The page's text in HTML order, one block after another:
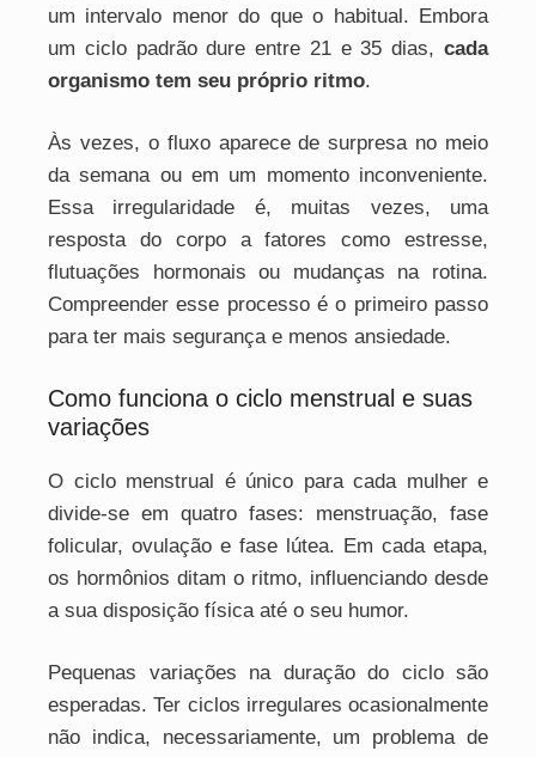
um intervalo menor do que o habitual. Embora
um ciclo padrão dure entre 21 e 35 dias, cada
organismo tem seu próprio ritmo.
Às vezes, o fluxo aparece de surpresa no meio
da semana ou em um momento inconveniente.
Essa irregularidade é, muitas vezes, uma
resposta do corpo a fatores como estresse,
flutuações hormonais ou mudanças na rotina.
Compreender esse processo é o primeiro passo
para ter mais segurança e menos ansiedade.
Como funciona o ciclo menstrual e suas
variações
O ciclo menstrual é único para cada mulher e
divide-se em quatro fases: menstruação, fase
folicular, ovulação e fase lútea. Em cada etapa,
os hormônios ditam o ritmo, influenciando desde
a sua disposição física até o seu humor.
Pequenas variações na duração do ciclo são
esperadas. Ter ciclos irregulares ocasionalmente
não indica, necessariamente, um problema de